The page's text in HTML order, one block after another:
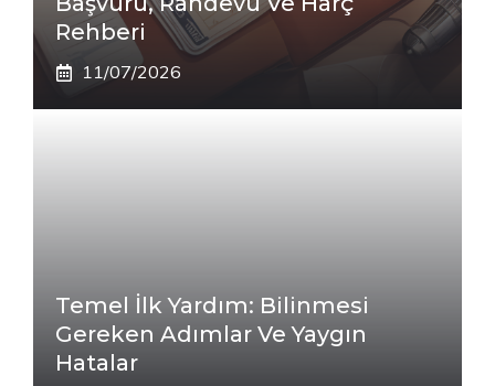
Rehberi
11/07/2026
Temel İlk Yardım: Bilinmesi
Gereken Adımlar Ve Yaygın
Hatalar